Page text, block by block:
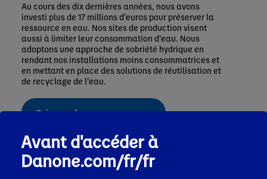
Au cours des dix dernières années, nous avons
investi plus de 17 millions d’euros pour préserver la
ressource en eau. Nos sites de production visent
aussi à limiter leur consommation d’eau. Nous
adoptons une approche de sobriété hydrique en
rendant nos installations moins consommatrices et
en mettant en place des solutions de réutilisation et
de recyclage de l’eau.
Préserver la ressource en eau
Avant d'accéder à
Danone.com/fr/fr